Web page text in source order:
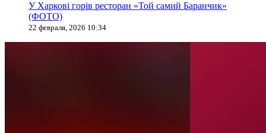
У Харкові горів ресторан «Той самий Баранчик»
(ФОТО)
22 февраля, 2026 10:34